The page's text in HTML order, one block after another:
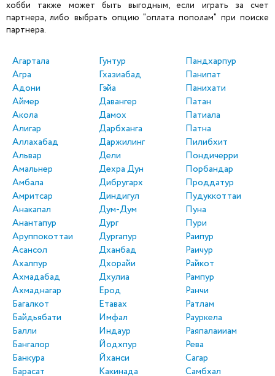
хобби также может быть выгодным, если играть за счет
партнера, либо выбрать опцию "оплата пополам" при поиске
партнера.
Агартала
Агра
Адони
Аймер
Акола
Алигар
Аллахабад
Альвар
Амальнер
Амбала
Амритсар
Анакапал
Анантапур
Аруппокоттаи
Асансол
Ахалпур
Ахмадабад
Ахмаднагар
Багалкот
Байдьябати
Балли
Бангалор
Банкура
Барасат
Гунтур
Гхазиабад
Гэйа
Давангер
Дамох
Дарбханга
Даржилинг
Дели
Дехра Дун
Дибругарх
Диндигул
Дум-Дум
Дург
Дургапур
Дханбад
Дхорайи
Дхулиа
Ерод
Етавах
Имфал
Индаур
Йодхпур
Йханси
Какинада
Пандхарпур
Панипат
Панихати
Патан
Патиала
Патна
Пилибхит
Пондичерри
Порбандар
Проддатур
Пудуккоттаи
Пуна
Пури
Раипур
Раичур
Райкот
Рампур
Ранчи
Ратлам
Рауркела
Раяпалаииам
Рева
Сагар
Самбхал